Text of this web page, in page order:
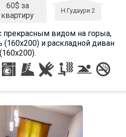
60$ за
квартиру
Н.Гудаури 2
прекрасным видом на горыа,
(160х200) и раскладной диван
(160х200).